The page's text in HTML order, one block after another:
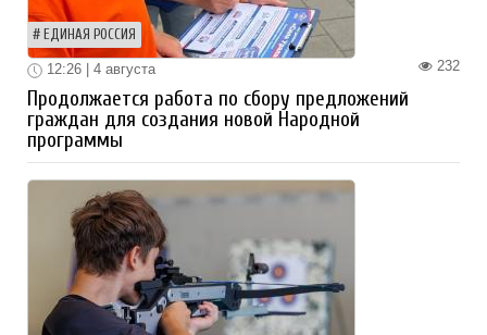
ЕДИНАЯ РОССИЯ
232
12:26 | 4 августа
Продолжается работа по сбору предложений
граждан для создания новой Народной
программы